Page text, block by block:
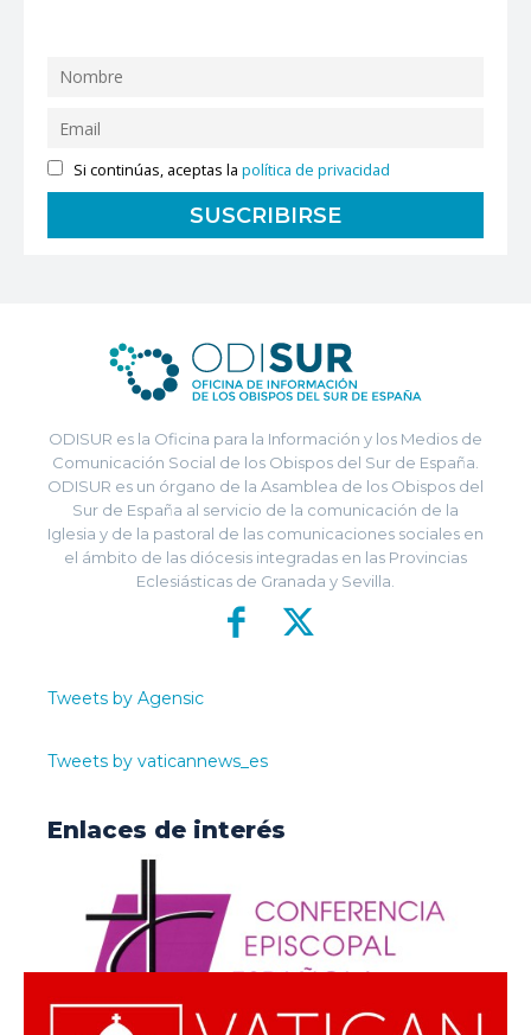
Si continúas, aceptas lapolítica de privacidad
ODISUR es la Oficina para la Información y los Medios de
Comunicación Social de los Obispos del Sur de España.
ODISUR es un órgano de la Asamblea de los Obispos del
Sur de España al servicio de la comunicación de la
Iglesia y de la pastoral de las comunicaciones sociales en
el ámbito de las diócesis integradas en las Provincias
Eclesiásticas de Granada y Sevilla.
Tweets by Agensic
Tweets by vaticannews_es
Enlaces de interés